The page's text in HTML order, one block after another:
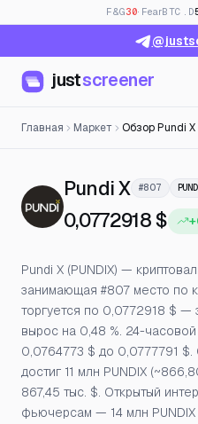
F&G30· FearBTC.D
justscreener
Главная Маркет Обзор Pundi X
Pundi X—#807
0,0772918 $
Pundi X (PUNDIX) —
занимающая #807 место по
торгуется по 0,0772918 $ —
вырос на 0,48 %. 24-
0,0764773 $ до 0,0777791 $.
достиг 11 млн PUNDIX
867,45 тыс. $. Открытый
фьючерсам — 14 млн